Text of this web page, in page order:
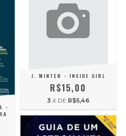
-
J. MINTER - INSIDE GIRL
R$15,00
3 X DE R$5,46